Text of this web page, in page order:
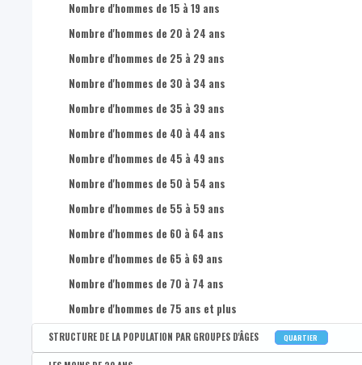
Nombre d'hommes de 15 à 19 ans
Nombre d'hommes de 20 à 24 ans
Nombre d'hommes de 25 à 29 ans
Nombre d'hommes de 30 à 34 ans
Nombre d'hommes de 35 à 39 ans
Nombre d'hommes de 40 à 44 ans
Nombre d'hommes de 45 à 49 ans
Nombre d'hommes de 50 à 54 ans
Nombre d'hommes de 55 à 59 ans
Nombre d'hommes de 60 à 64 ans
Nombre d'hommes de 65 à 69 ans
Nombre d'hommes de 70 à 74 ans
Nombre d'hommes de 75 ans et plus
STRUCTURE DE LA POPULATION PAR GROUPES D'ÂGES QUARTIER